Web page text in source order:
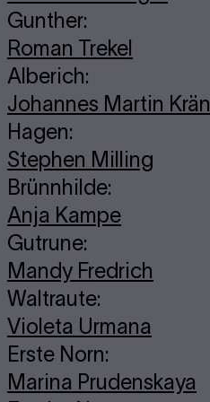
Gunther:
Roman Trekel
Alberich:
Johannes Martin
Hagen:
Stephen Milling
Brünnhilde:
Anja Kampe
Gutrune:
Mandy Fredrich
Waltraute:
Violeta Urmana
Erste Norn:
Marina Prudenskaya